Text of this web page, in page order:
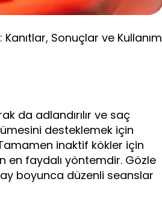
Kanıtlar, Sonuçlar ve Kullanım
da adlandırılır ve saç
desteklemek için
Tamamen inaktif kökler için
en faydalı yöntemdir. Gözle
boyunca düzenli seanslar